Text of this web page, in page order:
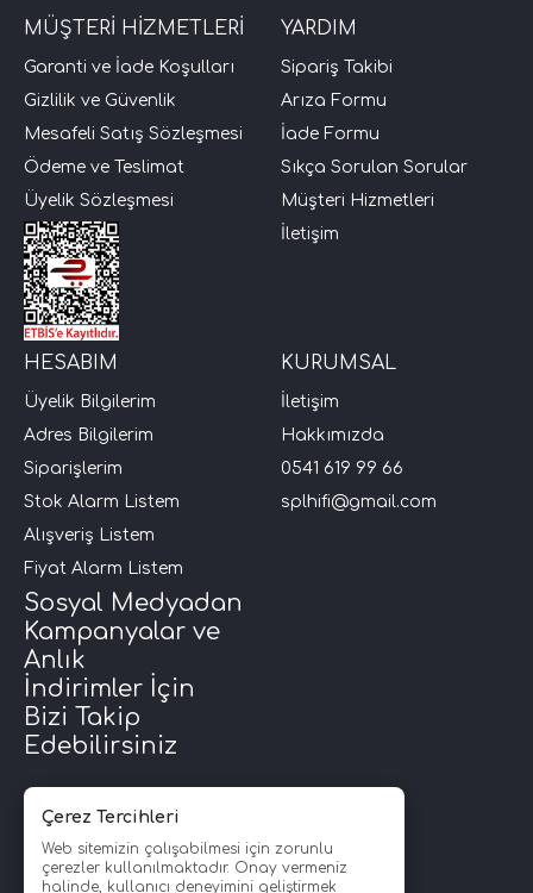
MÜŞTERİ HİZMETLERİ
Garanti ve İade Koşulları
Gizlilik ve Güvenlik
Mesafeli Satış Sözleşmesi
Ödeme ve Teslimat
Üyelik Sözleşmesi
YARDIM
Sipariş Takibi
Arıza Formu
İade Formu
Sıkça Sorulan Sorular
Müşteri Hizmetleri
İletişim
HESABIM
Üyelik Bilgilerim
Adres Bilgilerim
Siparişlerim
Stok Alarm Listem
Alışveriş Listem
Fiyat Alarm Listem
KURUMSAL
İletişim
Hakkımızda
0541 619 99 66
splhifi@gmail.com
Sosyal Medyadan
Kampanyalar ve
Anlık
İndirimler İçin
Bizi Takip
Edebilirsiniz
Çerez Tercihleri
Web sitemizin çalışabilmesi için zorunlu
çerezler kullanılmaktadır. Onay vermeniz
halinde, kullanıcı deneyimini geliştirmek